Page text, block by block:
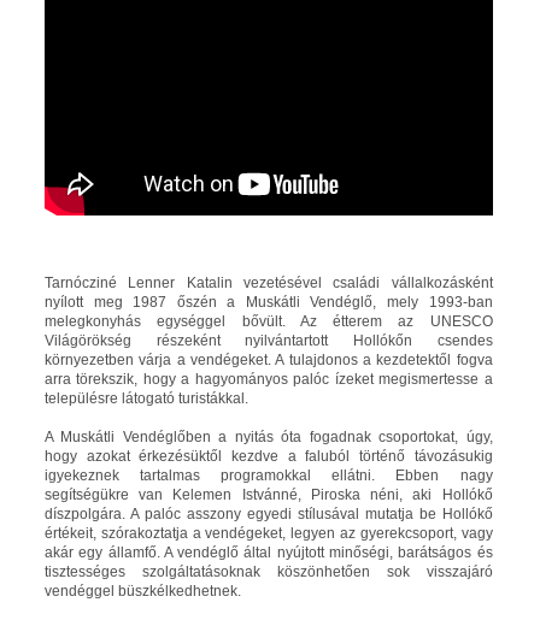
Tarnócziné Lenner Katalin vezetésével családi vállalkozásként
nyílott meg 1987 őszén a Muskátli Vendéglő, mely 1993-ban
melegkonyhás egységgel bővült. Az étterem az UNESCO
Világörökség részeként nyilvántartott Hollókőn csendes
környezetben várja a vendégeket. A tulajdonos a kezdetektől fogva
arra törekszik, hogy a hagyományos palóc ízeket megismertesse a
településre látogató turistákkal.
A Muskátli Vendéglőben a nyitás óta fogadnak csoportokat, úgy,
hogy azokat érkezésüktől kezdve a faluból történő távozásukig
igyekeznek tartalmas programokkal ellátni. Ebben nagy
segítségükre van Kelemen Istvánné, Piroska néni, aki Hollókő
díszpolgára. A palóc asszony egyedi stílusával mutatja be Hollókő
értékeit, szórakoztatja a vendégeket, legyen az gyerekcsoport, vagy
akár egy államfő. A vendéglő által nyújtott minőségi, barátságos és
tisztességes szolgáltatásoknak köszönhetően sok visszajáró
vendéggel büszkélkedhetnek.